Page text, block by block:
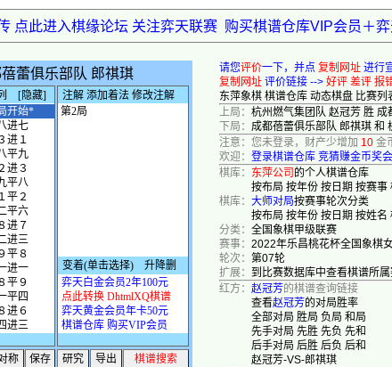
点此进入棋缘论坛 关注弈天联赛 购买棋谱仓库VIP会员＋
请您评价一下，并点 复制网址 进行
复制网址 评价链接 --> 好评 差评 报
东萍象棋 棋谱仓库 动态棋盘 比赛列
上局： 杭州燃气集团队 赵冠芳 胜
下局： 成都蓓蕾俱乐部队 郎祺琪 和
注意：您未登录，财产少增加 10 金
欢迎： 登录棋谱仓库 竞猜赚金币奖
棋库： 东萍公司 的个人棋谱仓库
按布局 按年份 按日期 按赛事
棋库： 大师对局按赛事轮次分类
按布局 按年份 按日期 按姓名
分类： 全国象棋甲级联赛
赛事： 2022年乐昌桃花杯全国象棋
轮次： 第07轮
扩展： 到比赛数据库中查看棋谱所
红方： 赵冠芳的棋谱查询链接
查看赵冠芳的对局胜率
全部对局 胜局 负局 和局
先手对局 先胜 先负 先和
后手对局 后胜 后负 后和
赵冠芳-VS-郎祺琪